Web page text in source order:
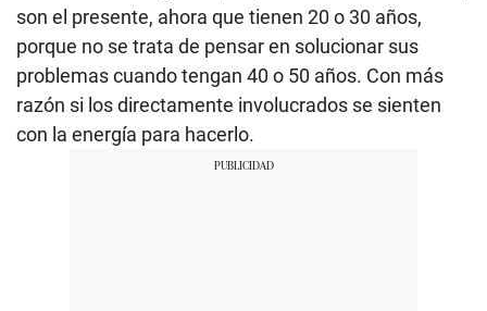
son el presente, ahora que tienen 20 o 30 años,
porque no se trata de pensar en solucionar sus
problemas cuando tengan 40 o 50 años. Con más
razón si los directamente involucrados se sienten
con la energía para hacerlo.